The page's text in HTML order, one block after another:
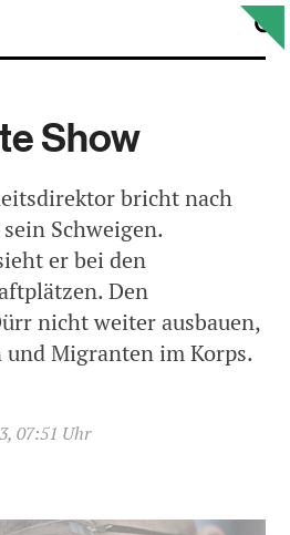
Show
bricht nach
Schweigen.
er bei den
Den
nicht weiter ausbauen,
Migranten im Korps.
07:51 Uhr